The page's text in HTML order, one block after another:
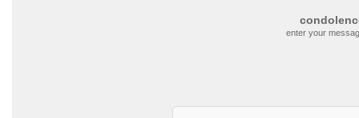
enter your